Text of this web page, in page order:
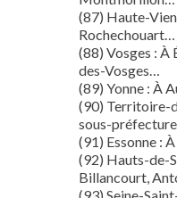
(87) Haute-
Rochechouart…
(88) Vosges : À
des-Vosges…
(89) Yonne : À
(90) Territoire-
sous-
(91) Essonne :
(92) Hauts-de-
Billancourt,